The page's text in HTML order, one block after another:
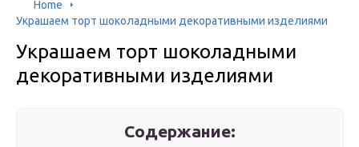
Home
Украшаем торт шоколадными декоративными изделиями
Украшаем торт шоколадными
декоративными изделиями
Содержание: